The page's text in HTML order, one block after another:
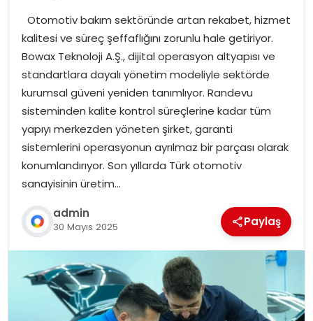
SIYASET
MAGAZIN
Otomotiv bakım sektöründe artan rekabet, hizmet
kalitesi ve süreç şeffaflığını zorunlu hale getiriyor.
Bowax Teknoloji A.Ş., dijital operasyon altyapısı ve
standartlara dayalı yönetim modeliyle sektörde
kurumsal güveni yeniden tanımlıyor. Randevu
sisteminden kalite kontrol süreçlerine kadar tüm
yapıyı merkezden yöneten şirket, garanti
sistemlerini operasyonun ayrılmaz bir parçası olarak
konumlandırıyor. Son yıllarda Türk otomotiv
sanayisinin üretim…
admin
30 Mayıs 2025 Paylaş